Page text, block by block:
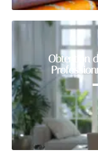
Obtention